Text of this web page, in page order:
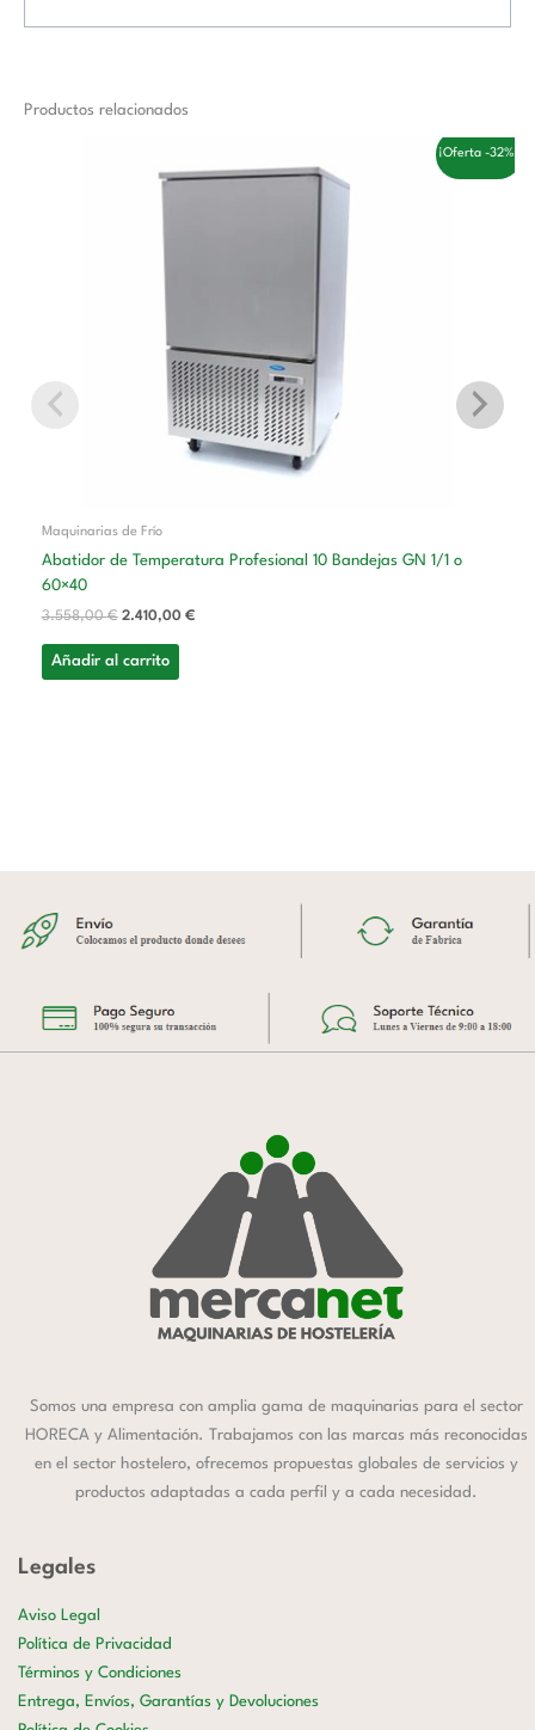
Productos relacionados
¡Oferta -32%!
Maquinarias de Frío
Abatidor de Temperatura Profesional 10 Bandejas GN 1/1 o
60×40
3.558,00€ 2.410,00 €
Añadir al carrito
Somos una empresa con amplia gama de maquinarias para el sector
HORECA y Alimentación. Trabajamos con las marcas más reconocidas
en el sector hostelero, ofrecemos propuestas globales de servicios y
productos adaptadas a cada perfil y a cada necesidad.
Legales
Aviso Legal
Política de Privacidad
Términos y Condiciones
Entrega, Envíos, Garantías y Devoluciones